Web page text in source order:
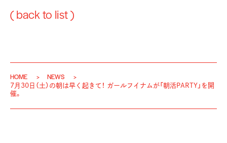
( back to list )
HOME
NEWS
7月30日（土）の朝は早く起きて！ ガールフイナムが「朝活PARTY」を開
催。